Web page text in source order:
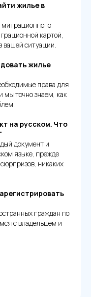
жилье в
картой,
ситуации.
жилье
права для
мы точно знаем, как
на русском. Что
документ и
языке, прежде
никаких
граждан по
с владельцем и